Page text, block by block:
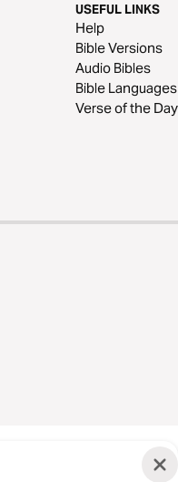
USEFUL LINKS
Help
Bible Versions
Audio Bibles
Bible Languages
Verse of the Day